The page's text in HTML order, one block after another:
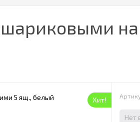
Хит!
Нет